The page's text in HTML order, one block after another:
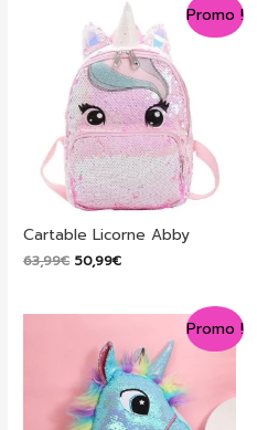
Promo !
Cartable Licorne Abby
63,99€ Le
était :
50,99€Le
est :
Promo !